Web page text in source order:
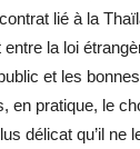
lié à la
entre la loi
et les
en pratique, le
délicat qu’il ne